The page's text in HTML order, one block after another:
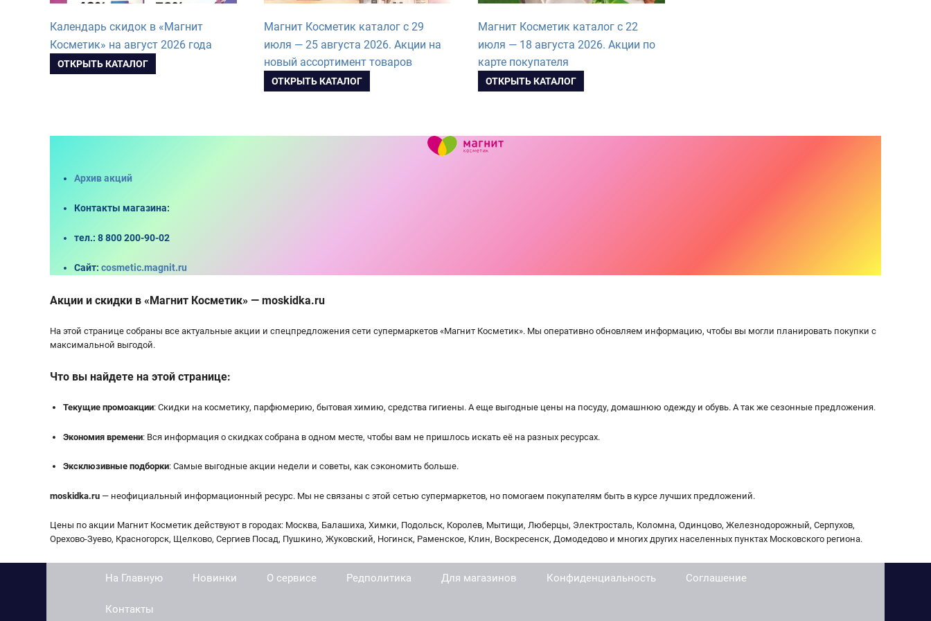
Календарь скидок в «Магнит
Косметик» на август 2026 года
ОТКРЫТЬ КАТАЛОГ
Магнит Косметик каталог с 29
июля — 25 августа 2026. Акции на
новый ассортимент товаров
ОТКРЫТЬ КАТАЛОГ
Магнит Косметик каталог с 22
июля — 18 августа 2026. Акции по
карте покупателя
ОТКРЫТЬ КАТАЛОГ
Архив акций
Контакты магазина:
тел.: 8 800 200-90-02
Сайт: cosmetic.magnit.ru
Акции и скидки в «Магнит Косметик» — moskidka.ru
На этой странице собраны все актуальные акции и спецпредложения сети супермаркетов «Магнит Косметик». Мы оперативно обновляем информацию, чтобы вы могли планировать покупки с
максимальной выгодой.
Что вы найдете на этой странице:
Текущие промоакции: Скидки на косметику, парфюмерию, бытовая химию, средства гигиены. А еще выгодные цены на посуду, домашнюю одежду и обувь. А так же сезонные предложения.
Экономия времени: Вся информация о скидках собрана в одном месте, чтобы вам не пришлось искать её на разных ресурсах.
Эксклюзивные подборки: Самые выгодные акции недели и советы, как сэкономить больше.
moskidka.ru — неофициальный информационный ресурс. Мы не связаны с этой сетью супермаркетов, но помогаем покупателям быть в курсе лучших предложений.
Цены по акции Магнит Косметик действуют в городах: Москва, Балашиха, Химки, Подольск, Королев, Мытищи, Люберцы, Электросталь, Коломна, Одинцово, Железнодорожный, Серпухов,
Орехово-Зуево, Красногорск, Щелково, Сергиев Посад, Пушкино, Жуковский, Ногинск, Раменское, Клин, Воскресенск, Домодедово и многих других населенных пунктах Московского региона.
На Главную Новинки О сервисе Редполитика Для магазинов Конфиденциальность Соглашение
Контакты